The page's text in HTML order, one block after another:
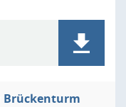
Brückenturm